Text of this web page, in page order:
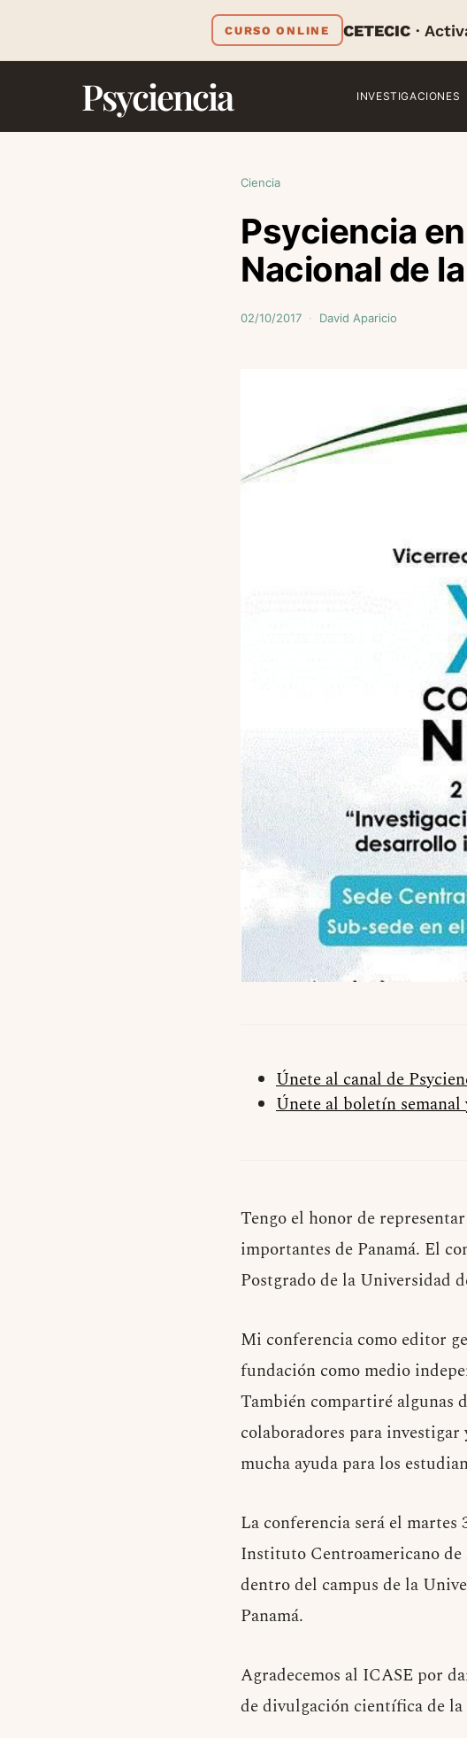
CURSO ONLINE CETECIC ·
Psyciencia INVESTIGACIONES
Ciencia
Psyciencia
Nacional de
02/10/2017 David Aparicio
Únete al canal de
Únete al boletín
Tengo el honor de
importantes de Panamá. El
Postgrado de la Universidad
Mi conferencia como editor
fundación como medio
También compartiré algunas
colaboradores para
mucha ayuda para los
La conferencia será el martes
Instituto Centroamericano
dentro del campus de la
Panamá.
Agradecemos al ICASE por
de divulgación científica de